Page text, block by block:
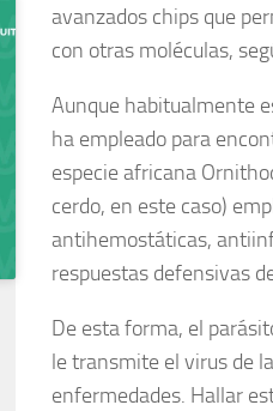
avanzados chips que
con otras moléculas,
Aunque habitualmente
ha empleado para
especie africana
cerdo, en este caso)
antihemostáticas,
respuestas defensivas
De esta forma, el
le transmite el virus de
enfermedades. Hallar